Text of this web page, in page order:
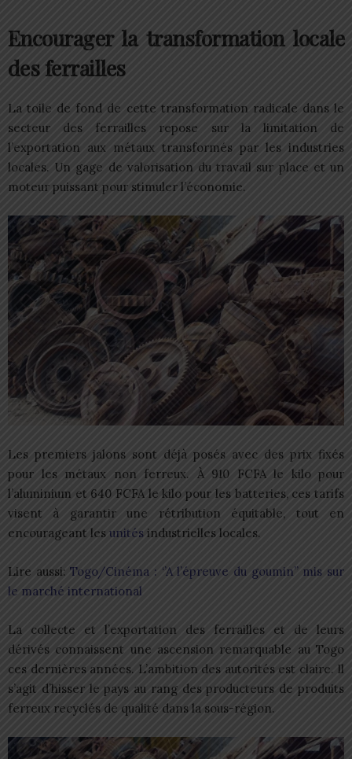
Encourager la transformation locale
des ferrailles
La toile de fond de cette transformation radicale dans le
secteur des ferrailles repose sur la limitation de
l’exportation aux métaux transformés par les industries
locales. Un gage de valorisation du travail sur place et un
moteur puissant pour stimuler l’économie.
Les premiers jalons sont déjà posés avec des prix fixés
pour les métaux non ferreux. À 910 FCFA le kilo pour
l’aluminium et 640 FCFA le kilo pour les batteries, ces tarifs
visent à garantir une rétribution équitable, tout en
encourageant les unités industrielles locales.
Lire aussi:Togo/Cinéma : ‘’A l’épreuve du goumin’’ mis sur
le marché international
La collecte et l’exportation des ferrailles et de leurs
dérivés connaissent une ascension remarquable au Togo
ces dernières années. L’ambition des autorités est claire. Il
s’agit d’hisser le pays au rang des producteurs de produits
ferreux recyclés de qualité dans la sous-région.